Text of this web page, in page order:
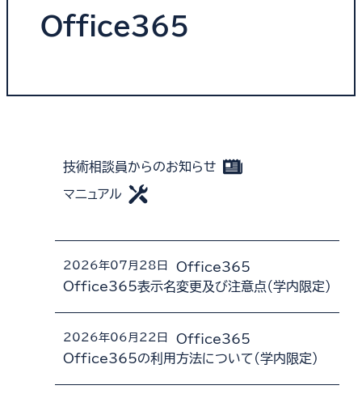
Office365
技術相談員からのお知らせ
マニュアル
2026年07月28日
Office365
Office365表示名変更及び注意点（学内限定）
2026年06月22日
Office365
Office365の利用方法について(学内限定)